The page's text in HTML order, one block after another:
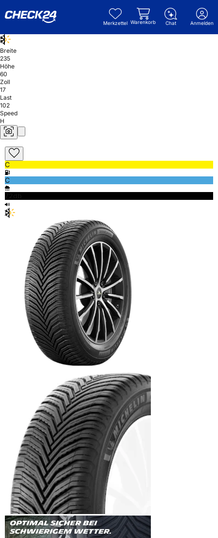
Merkzettel Warenkorb Chat Anmelden
Breite
235
Höhe
60
Zoll
17
Last
102
Speed
H
C
C
72db